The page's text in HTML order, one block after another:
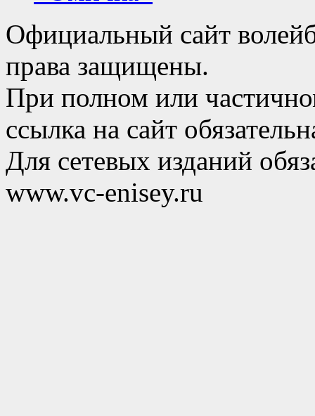
Официальный сайт
права защищены.
При полном или
ссылка на сайт
Для сетевых изданий
www.vc-enisey.ru